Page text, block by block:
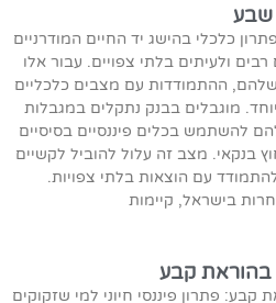
שבע
כלכלי בהישג יד החיים המודרניים
ולעיתים בלתי צפויים. עבור אלו
שלהם, ההתמודדות עם מצבים כלכליים
מוגבלים בבנק נתקלים במגבלות
להשתמש בכלים פיננסיים בסיסיים
בנקאי. מצב זה עלול להוביל לקשיים
עם הוצאות בלתי צפויות.
בישראל, קיימות
בהוראת קבע
קבע: פתרון פיננסי חיוני למי שזקוקים